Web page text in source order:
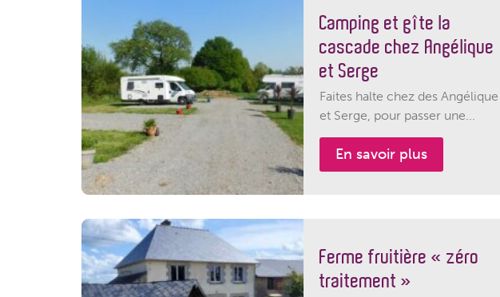
Camping et gîte la
cascade chez Angélique
et Serge
Faites halte chez des Angélique
et Serge, pour passer une...
En savoir plus
Ferme fruitière « zéro
traitement »